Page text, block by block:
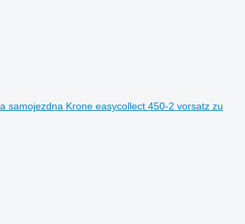
samojezdna Krone easycollect 450-2 vorsatz zu